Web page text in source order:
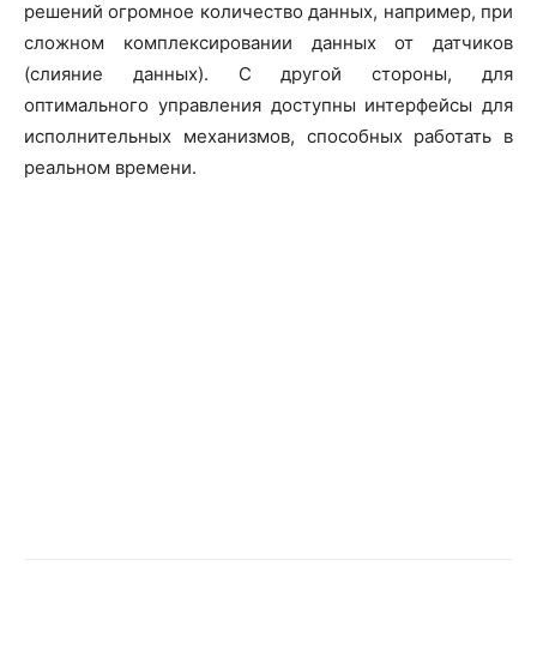
решений огромное количество данных, например, при
сложном комплексировании данных от датчиков
(слияние данных). С другой стороны, для
оптимального управления доступны интерфейсы для
исполнительных механизмов, способных работать в
реальном времени.